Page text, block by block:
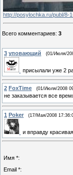
http://posylochka.ru/publ/8-
Всего комментариев: 3
3 уповающий (01/Июля/
присылали уже 2
2 FoxTime (01/Июля/2008
не заказывается все
1 Poker (17/Мая/2008
и вправду
Имя *:
Email *: